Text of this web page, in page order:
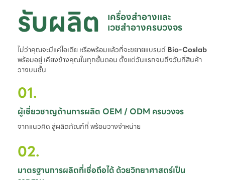
รับผลิต เครื่องสำอางและ
เวชสำอางครบวงจร
ไม่ว่าคุณจะมีแค่ไอเดีย หรือพร้อมแล้วที่จะขยายแบรนด์Bio-Coslab
พร้อมอยู่ เคียงข้างคุณในทุกขั้นตอน ตั้งแต่วันแรกจนถึงวันที่สินค้า
วางบนชั้น
01.
ผู้เชี่ยวชาญด้านการผลิต OEM / ODM ครบวงจร
จากแนวคิด สู่ผลิตภัณฑ์ที่ พร้อมวางจำหน่าย
02.
มาตรฐานการผลิตที่เชื่อถือได้ ด้วยวิทยาศาสตร์เป็น